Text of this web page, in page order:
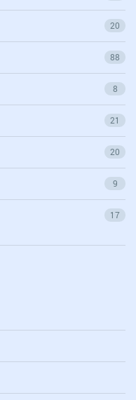
20
88
8
21
20
9
17